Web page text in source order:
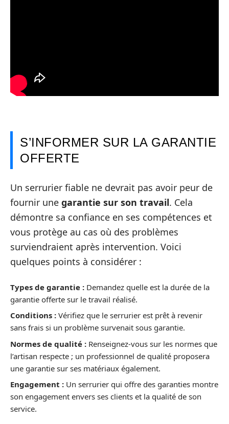
S’INFORMER SUR LA GARANTIE
OFFERTE
Un serrurier fiable ne devrait pas avoir peur de
fournir une garantie sur son travail. Cela
démontre sa confiance en ses compétences et
vous protège au cas où des problèmes
surviendraient après intervention. Voici
quelques points à considérer :
Types de garantie : Demandez quelle est la durée de la
garantie offerte sur le travail réalisé.
Conditions : Vérifiez que le serrurier est prêt à revenir
sans frais si un problème survenait sous garantie.
Normes de qualité : Renseignez-vous sur les normes que
l’artisan respecte ; un professionnel de qualité proposera
une garantie sur ses matériaux également.
Engagement : Un serrurier qui offre des garanties montre
son engagement envers ses clients et la qualité de son
service.